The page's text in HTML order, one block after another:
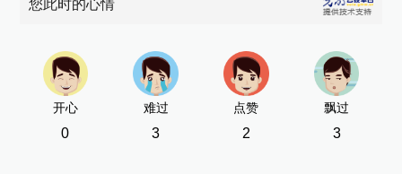
您此时的心情
开心
0
难过
3
点赞
2
飘过
3